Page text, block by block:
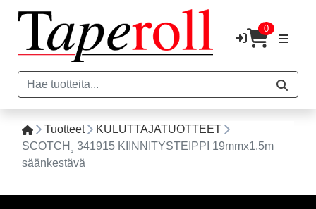
0
Tuotteet
KULUTTAJATUOTTEET
SCOTCH¸ 341915 KIINNITYSTEIPPI 19mmx1,5m
säänkestävä